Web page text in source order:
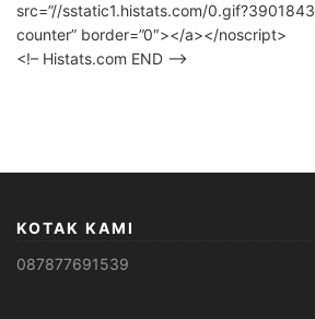
src=”//sstatic1.histats.com/
counter” border=”0″></a></noscript>
<!– Histats.com END –>
KOTAK KAMI
087877691539